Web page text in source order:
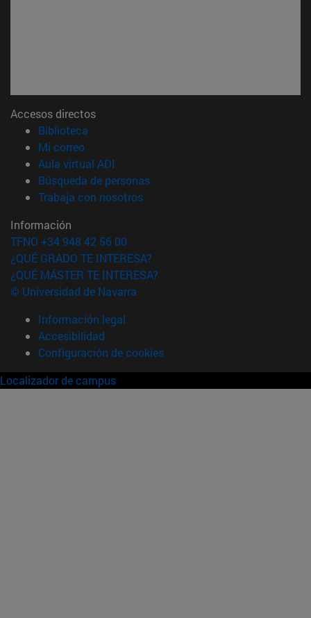
Accesos directos
Biblioteca
Mi correo(abre en nueva ventana)
Aula virtual ADI
Búsqueda de personas(abre en nueva ventana)
Trabaja con nosotros(abre en nueva ventana)
Información
TFNO +34 948 42 56 00
¿QUÉ GRADO TE INTERESA?
¿QUÉ MÁSTER TE INTERESA?
© Universidad de Navarra
Información legal
Accesibilidad
Configuración de cookies
Localizador de campus